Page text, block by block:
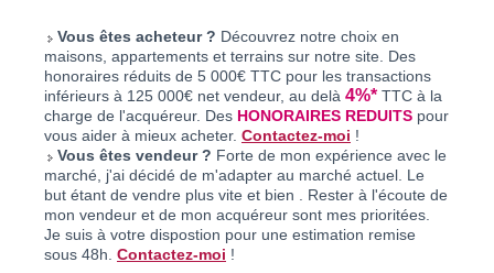
Vous êtes acheteur ? Découvrez notre choix en
maisons, appartements et terrains sur notre site. Des
honoraires réduits de 5 000€ TTC pour les transactions
inférieurs à 125 000€ net vendeur, au delà 4%* TTC à la
charge de l'acquéreur. Des HONORAIRES REDUITS pour
vous aider à mieux acheter. Contactez-moi !
Vous êtes vendeur ? Forte de mon expérience avec le
marché, j'ai décidé de m'adapter au marché actuel. Le
but étant de vendre plus vite et bien . Rester à l'écoute de
mon vendeur et de mon acquéreur sont mes prioritées.
Je suis à votre dispostion pour une estimation remise
sous 48h. Contactez-moi !